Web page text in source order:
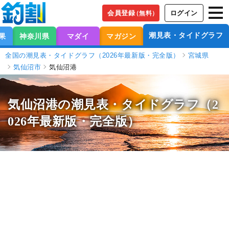
会員登録（無料） ログイン
神奈川県 マダイ マガジン 潮見表・タイドグラフ
全国の潮見表・タイドグラフ（2026年最新版・完全版）
宮城県
気仙沼市
気仙沼港
気仙沼港の潮見表・タイドグラフ（2
026年最新版・完全版）